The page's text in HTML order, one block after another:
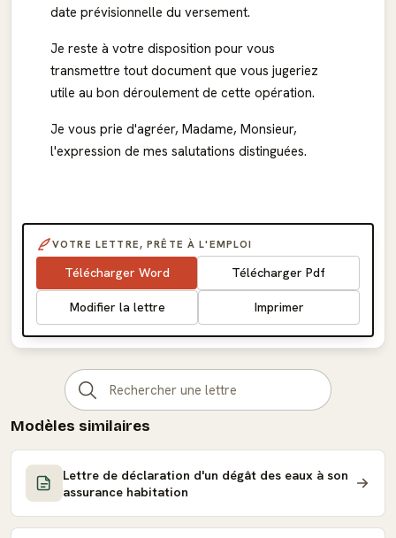
date prévisionnelle du versement.
Je reste à votre disposition pour vous
transmettre tout document que vous jugeriez
utile au bon déroulement de cette opération.
Je vous prie d'agréer, Madame, Monsieur,
l'expression de mes salutations distinguées.
VOTRE LETTRE, PRÊTE À L'EMPLOI
Télécharger Word Télécharger Pdf
Modifier la lettre Imprimer
Modèles similaires
Lettre de déclaration d'un dégât des eaux à son
assurance habitation